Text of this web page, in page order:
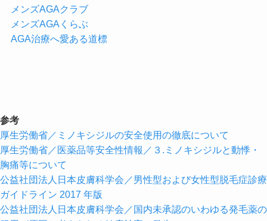
メンズAGAクラブ
メンズAGAくらぶ
AGA治療へ愛ある道標
参考
厚生労働省／ミノキシジルの安全使用の徹底について
厚生労働省／医薬品等安全性情報／３.ミノキシジルと動悸・
胸痛等について
公益社団法人日本皮膚科学会／男性型および女性型脱毛症診療
ガイドライン 2017 年版
公益社団法人日本皮膚科学会／国内未承認のいわゆる発毛薬の